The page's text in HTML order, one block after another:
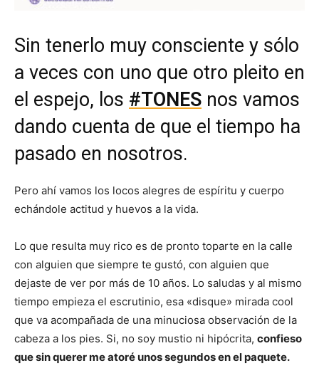
Sin tenerlo muy consciente y sólo
a veces con uno que otro pleito en
el espejo, los #TONES nos vamos
dando cuenta de que el tiempo ha
pasado en nosotros.
Pero ahí vamos los locos alegres de espíritu y cuerpo
echándole actitud y huevos a la vida.
Lo que resulta muy rico es de pronto toparte en la calle
con alguien que siempre te gustó, con alguien que
dejaste de ver por más de 10 años. Lo saludas y al mismo
tiempo empieza el escrutinio, esa «disque» mirada cool
que va acompañada de una minuciosa observación de la
cabeza a los pies. Si, no soy mustio ni hipócrita, confieso
que sin querer me atoré unos segundos en el paquete.